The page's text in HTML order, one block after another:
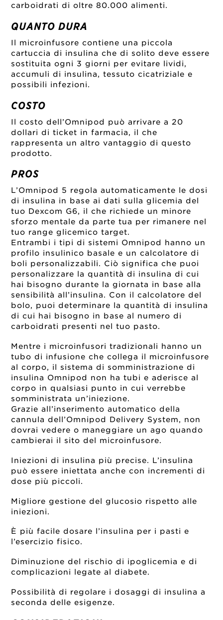
carboidrati di oltre 80.000 alimenti.
QUANTO DURA
Il microinfusore contiene una piccola
cartuccia di insulina che di solito deve essere
sostituita ogni 3 giorni per evitare lividi,
accumuli di insulina, tessuto cicatriziale e
possibili infezioni.
COSTO
Il costo dell’Omnipod può arrivare a 20
dollari di ticket in farmacia, il che
rappresenta un altro vantaggio di questo
prodotto.
PROS
L’Omnipod 5 regola automaticamente le dosi
di insulina in base ai dati sulla glicemia del
tuo Dexcom G6, il che richiede un minore
sforzo mentale da parte tua per rimanere nel
tuo range glicemico target.
Entrambi i tipi di sistemi Omnipod hanno un
profilo insulinico basale e un calcolatore di
boli personalizzabili. Ciò significa che puoi
personalizzare la quantità di insulina di cui
hai bisogno durante la giornata in base alla
sensibilità all’insulina. Con il calcolatore del
bolo, puoi determinare la quantità di insulina
di cui hai bisogno in base al numero di
carboidrati presenti nel tuo pasto.
Mentre i microinfusori tradizionali hanno un
tubo di infusione che collega il microinfusore
al corpo, il sistema di somministrazione di
insulina Omnipod non ha tubi e aderisce al
corpo in qualsiasi punto in cui verrebbe
somministrata un’iniezione.
Grazie all’inserimento automatico della
cannula dell’Omnipod Delivery System, non
dovrai vedere o maneggiare un ago quando
cambierai il sito del microinfusore.
Iniezioni di insulina più precise. L’insulina
può essere iniettata anche con incrementi di
dose più piccoli.
Migliore gestione del glucosio rispetto alle
iniezioni.
È più facile dosare l’insulina per i pasti e
l’esercizio fisico.
Diminuzione del rischio di ipoglicemia e di
complicazioni legate al diabete.
Possibilità di regolare i dosaggi di insulina a
seconda delle esigenze.